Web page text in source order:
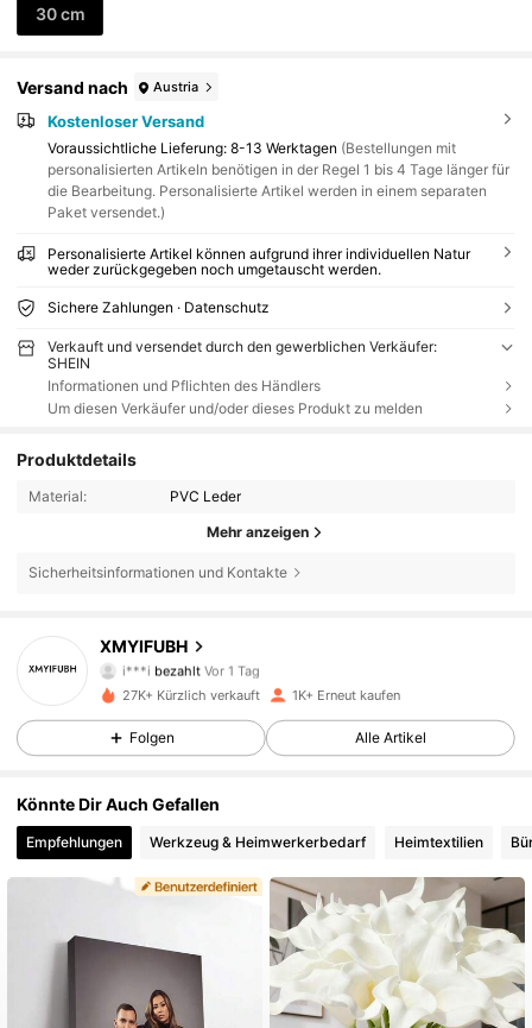
30 cm
Versand nach Austria
Kostenloser Versand
Voraussichtliche Lieferung: 8-13 Werktagen (Bestellungen mit
personalisierten Artikeln benötigen in der Regel 1 bis 4 Tage länger für
die Bearbeitung. Personalisierte Artikel werden in einem separaten
Paket versendet.)
Personalisierte Artikel können aufgrund ihrer individuellen Natur
weder zurückgegeben noch umgetauscht werden.
Sichere Zahlungen · Datenschutz
Verkauft und versendet durch den gewerblichen Verkäufer:
SHEIN
Informationen und Pflichten des Händlers
Um diesen Verkäufer und/oder dieses Produkt zu melden
Produktdetails
Material: PVC Leder
Mehr anzeigen
Sicherheitsinformationen und Kontakte
XMYIFUBH
4,68
490 Follower
L***i istVor 2 Stunden
4,68 490 Follower
4,68 490 Follower
4,68 490 Follower
490 Follower
27K+ Kürzlich verkauft 1K+ Erneut kaufen
Folgen Alle Artikel
Könnte Dir Auch Gefallen
Empfehlungen Werkzeug & Heimwerkerbedarf Heimtextilien